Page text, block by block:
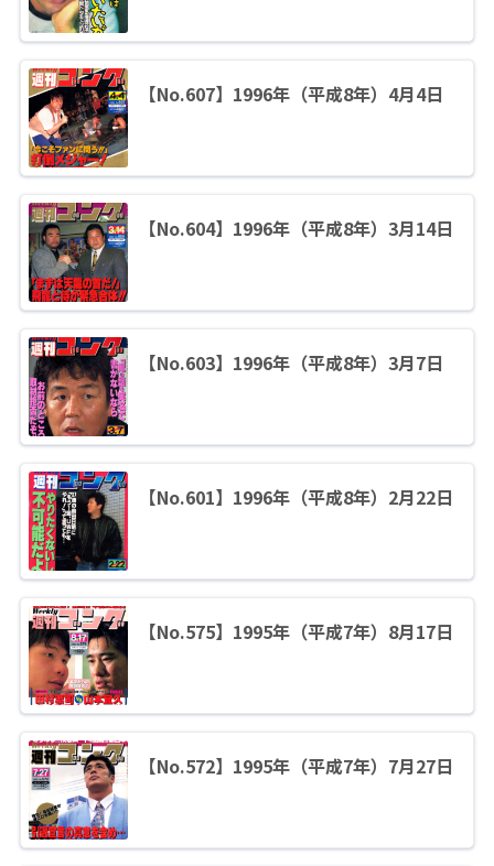
【No.607】1996年（平成8年）4月4日
【No.604】1996年（平成8年）3月14日
【No.603】1996年（平成8年）3月7日
【No.601】1996年（平成8年）2月22日
【No.575】1995年（平成7年）8月17日
【No.572】1995年（平成7年）7月27日